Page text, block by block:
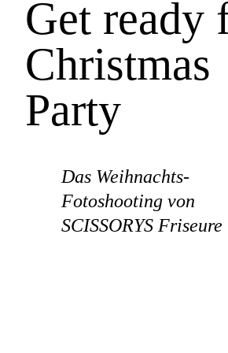
Get ready
Christmas
Party
Das Weihnachts-
Fotoshooting von
SCISSORYS Friseure